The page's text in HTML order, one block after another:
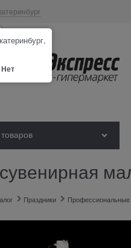
Праздники Профессиональные
Нет